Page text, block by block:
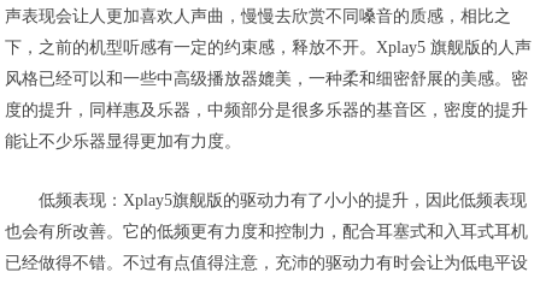
声表现会让人更加喜欢人声曲，慢慢去欣赏不同嗓音的质感，相比之
下，之前的机型听感有一定的约束感，释放不开。Xplay5 旗舰版的人声
风格已经可以和一些中高级播放器媲美，一种柔和细密舒展的美感。密
度的提升，同样惠及乐器，中频部分是很多乐器的基音区，密度的提升
能让不少乐器显得更加有力度。
低频表现 ：Xplay5旗舰版的驱动力有了小小的提升，因此低频表现
也会有所改善。它的低频更有力度和控制力，配合耳塞式和入耳式耳机
已经做得不错。不过有点值得注意，充沛的驱动力有时会让为低电平设